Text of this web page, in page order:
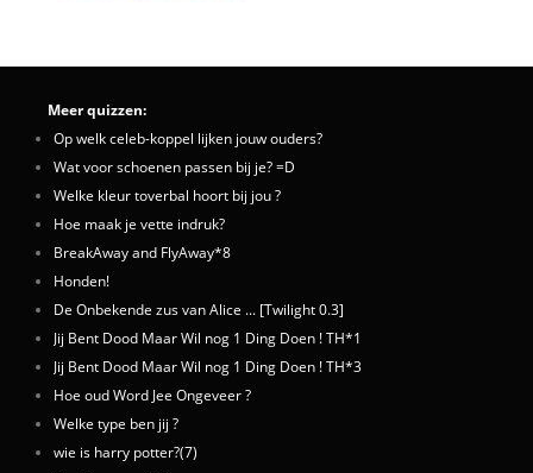
Meer quizzen:
Op welk celeb-koppel lijken jouw ouders?
Wat voor schoenen passen bij je? =D
Welke kleur toverbal hoort bij jou ?
Hoe maak je vette indruk?
BreakAway and FlyAway*8
Honden!
De Onbekende zus van Alice ... [Twilight 0.3]
Jij Bent Dood Maar Wil nog 1 Ding Doen ! TH*1
Jij Bent Dood Maar Wil nog 1 Ding Doen ! TH*3
Hoe oud Word Jee Ongeveer ?
Welke type ben jij ?
wie is harry potter?(7)